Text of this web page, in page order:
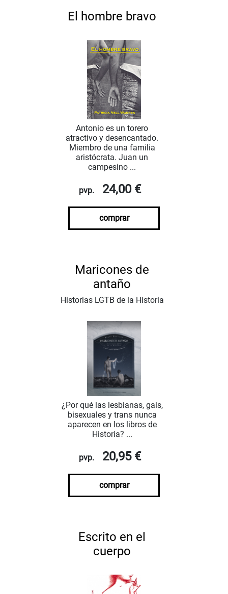
El hombre bravo
Antonio es un torero
atractivo y desencantado.
Miembro de una familia
aristócrata. Juan un
campesino ...
pvp. 24,00 €
comprar
Maricones de
antaño
Historias LGTB de la Historia
¿Por qué las lesbianas, gais,
bisexuales y trans nunca
aparecen en los libros de
Historia? ...
pvp. 20,95 €
comprar
Escrito en el
cuerpo